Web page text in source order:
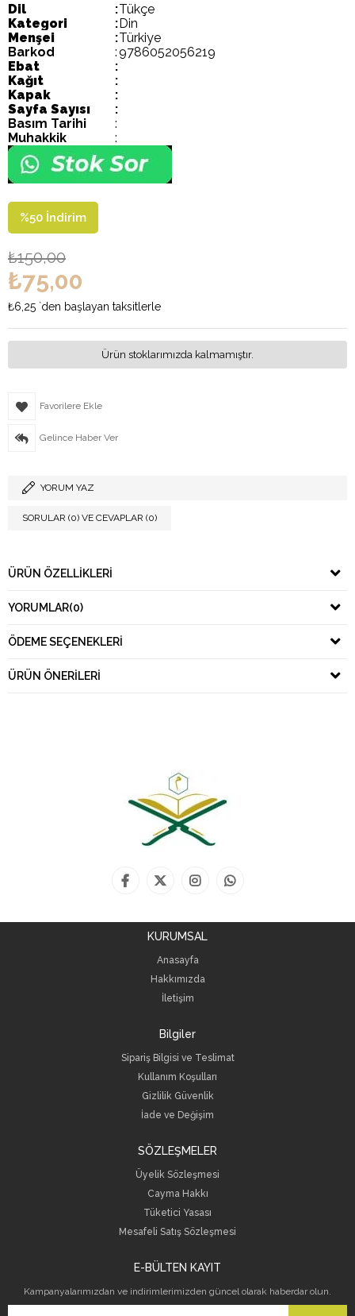
Dil :Tükçe
Kategori
:Din
Menşei
:Türkiye
Barkod
:9786052056219
Ebat
:
Kağıt
:
Kapak
:
Sayfa Sayısı
:
Basım Tarihi
:
Muhakkik
:
%50 İndirim
₺150,00
₺75,00
₺6,25 `den başlayan taksitlerle
Ürün stoklarımızda kalmamıştır.
Favorilere Ekle
Gelince Haber Ver
YORUM YAZ
SORULAR (0) VE CEVAPLAR (0)
ÜRÜN ÖZELLIKLERI
YORUMLAR(0)
ÖDEME SEÇENEKLERI
ÜRÜN ÖNERILERI
KURUMSAL
Anasayfa
Hakkımızda
İletişim
Bilgiler
Sipariş Bilgisi ve Teslimat
Kullanım Koşulları
Gizlilik Güvenlik
İade ve Değişim
SÖZLEŞMELER
Üyelik Sözleşmesi
Cayma Hakkı
Tüketici Yasası
Mesafeli Satış Sözleşmesi
E-BÜLTEN KAYIT
Kampanyalarımızdan ve indirimlerimizden güncel olarak haberdar olun.